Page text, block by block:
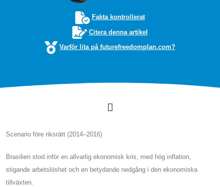
Fakta kontrollerat
Citera denna artikel
Varför lita på futurefreedomplan.com?
Scenario före riksrätt (2014–2016)
Brasilien stod inför en allvarlig ekonomisk kris, med hög inflation,
stigande arbetslöshet och en betydande nedgång i den ekonomiska
tillväxten.